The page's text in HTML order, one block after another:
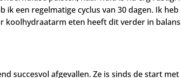
ik een regelmatige cyclus van 30 dagen. Ik
koolhydraatarm eten heeft dit verder in
succesvol afgevallen. Ze is sinds de start